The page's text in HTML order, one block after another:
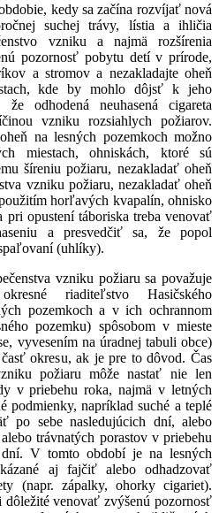
kedy sa začína rozvíjať nová
suchej trávy, lístia a ihličia
vzniku a najmä rozšírenia
pozornosť pobytu detí v prírode,
a stromov a nezakladajte oheň
kde by mohlo dôjsť k jeho
odhodená neuhasená cigareta
vzniku rozsiahlych požiarov.
na lesných pozemkoch možno
miestach, ohniskách, ktoré sú
šíreniu požiaru, nezakladať oheň
vzniku požiaru, nezakladať oheň
horľavých kvapalín, ohnisko
pri opustení táboriska treba venovať
a presvedčiť sa, že popol
(uhlíky).
vzniku požiaru sa považuje
riaditeľstvo Hasičského
pozemkoch a v ich ochrannom
pozemku) spôsobom v mieste
vyvesením na úradnej tabuli obce)
okresu, ak je pre to dôvod. Čas
požiaru môže nastať nie len
v priebehu roka, najmä v letných
podmienky, napríklad suché a teplé
po sebe nasledujúcich dní, alebo
trávnatých porastov v priebehu
V tomto období je na lesných
aj fajčiť alebo odhadzovať
(napr. zápalky, ohorky cigariet).
venovať zvýšenú pozornosť